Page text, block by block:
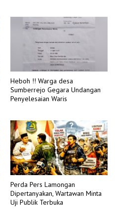
Heboh !! Warga desa
Sumberrejo Gegara Undangan
Penyelesaian Waris
Perda Pers Lamongan
Dipertanyakan, Wartawan Minta
Uji Publik Terbuka